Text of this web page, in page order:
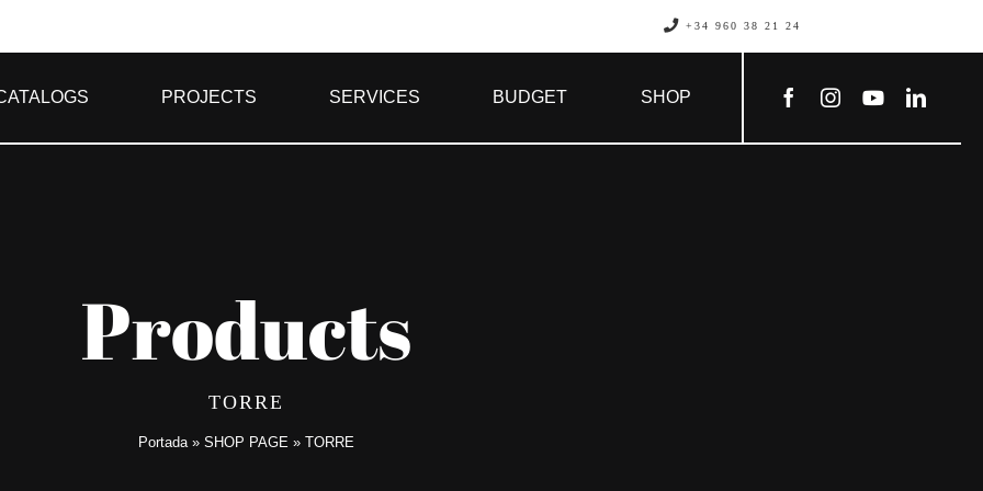
+34 960 38 21 24
PROJECTS SERVICES BUDGET SHOP
Products
TORRE
Portada» SHOP PAGE » TORRE